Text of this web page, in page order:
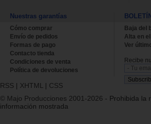
Nuestras garantías
Cómo comprar
Envío de pedidos
Formas de pago
Contacto tienda
Condiciones de venta
Política de devoluciones
Baja del
Alta en
Ver
Recibe
RSS | XHTML | CSS
© Majo Producciones 2001-2026 - Prohibida la
información mostrada